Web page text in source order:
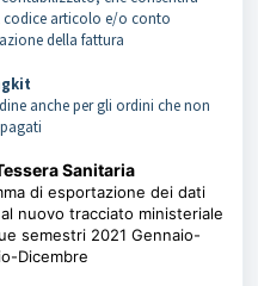
articolo e/o conto
della fattura
anche per gli ordini che non
Sanitaria
di esportazione dei dati
nuovo tracciato ministeriale
semestri 2021 Gennaio-
Dicembre